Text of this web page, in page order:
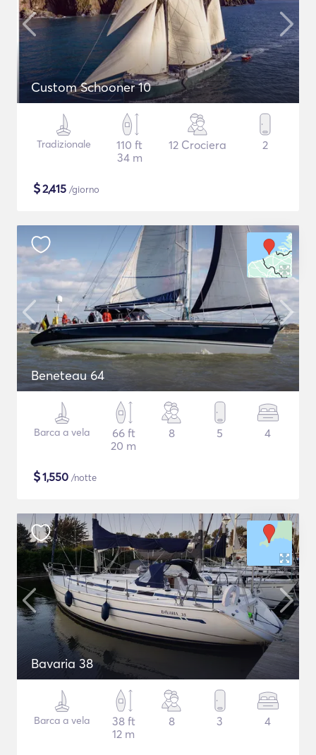
Custom Schooner 10
Tradizionale
110 ft
34 m
12 Crociera 2
$2,415 /giorno
Beneteau 64
Barca a vela
66 ft
20 m
8 5 4
$1,550 /notte
Bavaria 38
Barca a vela
38 ft
12 m
8 3 4